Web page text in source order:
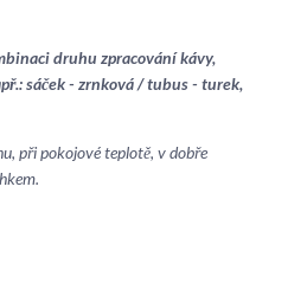
druhu zpracování kávy,
sáček - zrnková / tubus - turek,
při pokojové teplotě, v dobře